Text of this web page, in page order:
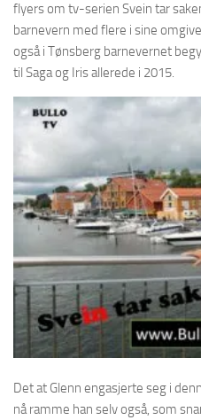
flyers om tv-serien Svein tar
barnevern med flere i sine
også i Tønsberg barnevernet
til Saga og Iris allerede i 2015.
Det at Glenn engasjerte seg i
nå ramme han selv også, som